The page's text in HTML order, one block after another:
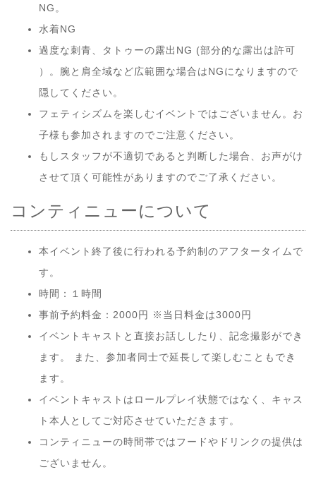
NG。
水着NG
過度な刺青、タトゥーの露出NG (部分的な露出は許可
）。腕と肩全域など広範囲な場合はNGになりますので
隠してください。
フェティシズムを楽しむイベントではございません。お
子様も参加されますのでご注意ください。
もしスタッフが不適切であると判断した場合、お声がけ
させて頂く可能性がありますのでご了承ください。
コンティニューについて
本イベント終了後に行われる予約制のアフタータイムで
す。
時間：１時間
事前予約料金：2000円 ※当日料金は3000円
イベントキャストと直接お話ししたり、記念撮影ができ
ます。 また、参加者同士で延長して楽しむこともでき
ます。
イベントキャストはロールプレイ状態ではなく、キャス
ト本人としてご対応させていただきます。
コンティニューの時間帯ではフードやドリンクの提供は
ございません。